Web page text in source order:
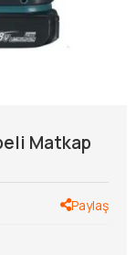
Matkap
Paylaş